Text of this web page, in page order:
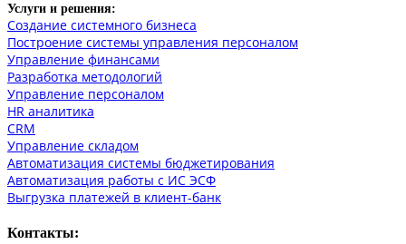
Услуги и решения:
Создание системного бизнеса
Построение системы управления персоналом
Управление финансами
Разработка методологий
Управление персоналом
HR аналитика
СRM
Управление складом
Автоматизация системы бюджетирования
Автоматизация работы с ИС ЭСФ
Выгрузка платежей в клиент-банк
Контакты: